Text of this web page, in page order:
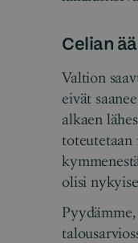
Celian
Valtion
eivät
alkaen
toteutetaan
olisi